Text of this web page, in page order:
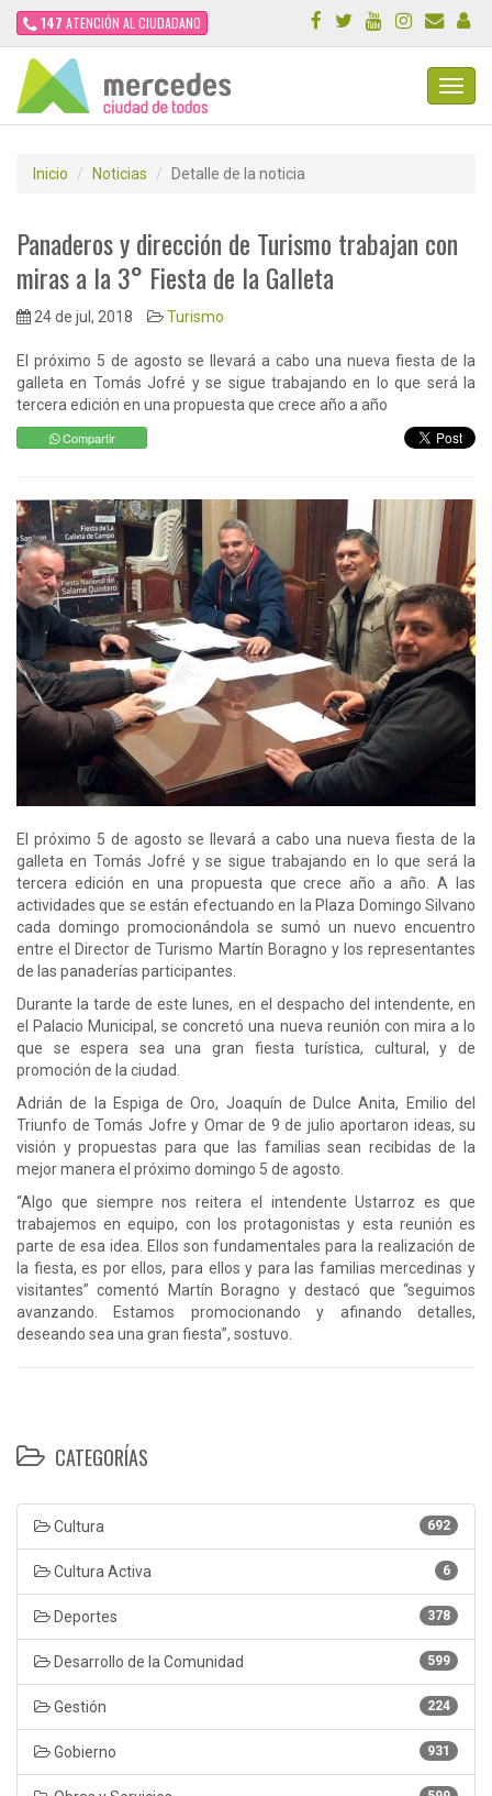
147 ATENCIÓN AL CIUDADANO
Inicio Noticias Detalle de la noticia
Panaderos y dirección de Turismo trabajan con
miras a la 3° Fiesta de la Galleta
24 de jul, 2018 Turismo
El próximo 5 de agosto se llevará a cabo una nueva fiesta de la
galleta en Tomás Jofré y se sigue trabajando en lo que será la
tercera edición en una propuesta que crece año a año
Compartir
El próximo 5 de agosto se llevará a cabo una nueva fiesta de la
galleta en Tomás Jofré y se sigue trabajando en lo que será la
tercera edición en una propuesta que crece año a año. A las
actividades que se están efectuando en la Plaza Domingo Silvano
cada domingo promocionándola se sumó un nuevo encuentro
entre el Director de Turismo Martín Boragno y los representantes
de las panaderías participantes.
Durante la tarde de este lunes, en el despacho del intendente, en
el Palacio Municipal, se concretó una nueva reunión con mira a lo
que se espera sea una gran fiesta turística, cultural, y de
promoción de la ciudad.
Adrián de la Espiga de Oro, Joaquín de Dulce Anita, Emilio del
Triunfo de Tomás Jofre y Omar de 9 de julio aportaron ideas, su
visión y propuestas para que las familias sean recibidas de la
mejor manera el próximo domingo 5 de agosto.
“Algo que siempre nos reitera el intendente Ustarroz es que
trabajemos en equipo, con los protagonistas y esta reunión es
parte de esa idea. Ellos son fundamentales para la realización de
la fiesta, es por ellos, para ellos y para las familias mercedinas y
visitantes” comentó Martín Boragno y destacó que “seguimos
avanzando. Estamos promocionando y afinando detalles,
deseando sea una gran fiesta”, sostuvo.
CATEGORÍAS
692
Cultura
6
Cultura Activa
378
Deportes
599
Desarrollo de la Comunidad
224
Gestión
931
Gobierno